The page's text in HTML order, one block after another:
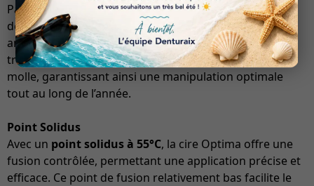
Particulièrementidéale en été, cette cire présente un
degré de rigidité qui s’adapte aux températures
ambiantes élevées. Cela permet aux utilisateurs de
travailler sans craindre que la cire ne devienne trop
molle, garantissant ainsi une manipulation optimale
tout au long de l’année.
Point Solidus
Avec un point solidus à 55°C, la cire Optima offre une
fusion contrôlée, permettant une application précise et
efficace. Ce point de fusion relativement bas facilite le